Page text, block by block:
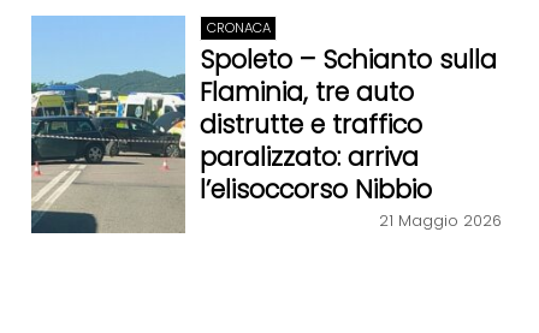
CRONACA
Spoleto – Schianto sulla
Flaminia, tre auto
distrutte e traffico
paralizzato: arriva
l’elisoccorso Nibbio
21 Maggio 2026